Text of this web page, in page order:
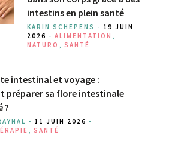
intestins en plein santé
KARIN SCHEPENS - 19 JUIN
2026 - ALIMENTATION ,
NATURO , SANTÉ
intestinal et voyage :
préparer sa flore intestinale
?
- 11 JUIN 2026 -
, SANTÉ